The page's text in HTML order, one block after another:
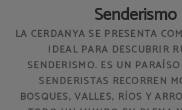
Senderismo
LA CERDANYA SE PRESENTA
IDEAL PARA DESCUBRIR
SENDERISMO. ES UN
SENDERISTAS RECORREN
BOSQUES, VALLES, RÍOS Y